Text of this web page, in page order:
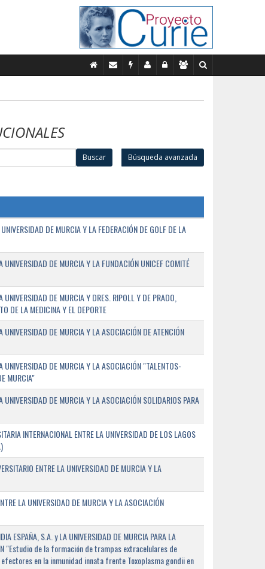
Buscar Búsqueda avanzada
DE MURCIA Y LA FEDERACIÓN DE GOLF DE LA
UNIVERSIDAD DE MURCIA Y LA FUNDACIÓN UNICEF COMITÉ
UNIVERSIDAD DE MURCIA Y DRES. RIPOLL Y DE PRADO,
DE LA MEDICINA Y EL DEPORTE
DE MURCIA Y LA ASOCIACIÓN DE ATENCIÓN
UNIVERSIDAD DE MURCIA Y LA ASOCIACIÓN "TALENTOS-
MURCIA"
UNIVERSIDAD DE MURCIA Y LA ASOCIACIÓN SOLIDARIOS PARA
INTERNACIONAL ENTRE LA UNIVERSIDAD DE LOS LAGOS
ENTRE LA UNIVERSIDAD DE MURCIA Y LA
LA UNIVERSIDAD DE MURCIA Y LA ASOCIACIÓN
ESPAÑA, S.A. y LA UNIVERSIDAD DE MURCIA PARA LA
"Estudio de la formación de trampas extracelulares de
en la inmunidad innata frente Toxoplasma gondii en